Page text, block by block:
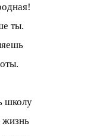
ты.
школу